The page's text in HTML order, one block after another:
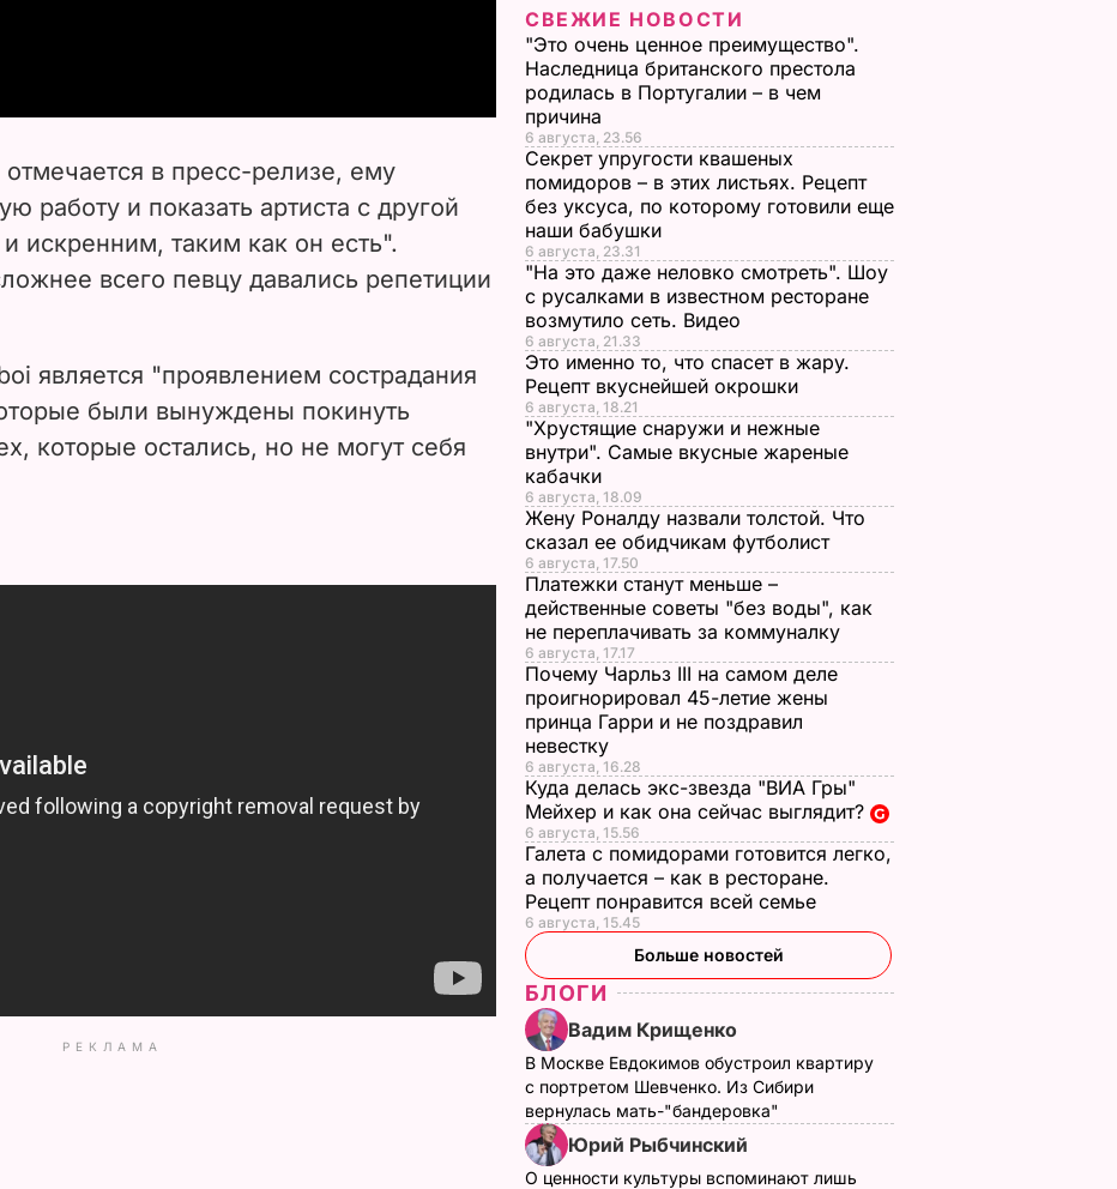
i
d
o
в пресс-релизе, ему
работу и показать артиста с другой
искренним, таким как он есть".
всего певцу давались репетиции
является "проявлением сострадания
были вынуждены покинуть
которые остались, но не могут себя
РЕКЛАМА
СВЕЖИЕ НОВОСТИ
"Это очень ценное преимущество".
Наследница британского престола
родилась в Португалии – в чем
причина
6 августа, 23.56
Секрет упругости квашеных
помидоров – в этих листьях. Рецепт
без уксуса, по которому готовили еще
наши бабушки
6 августа, 23.31
"На это даже неловко смотреть". Шоу
с русалками в известном ресторане
возмутило сеть. Видео
6 августа, 21.33
Это именно то, что спасет в жару.
Рецепт вкуснейшей окрошки
6 августа, 18.21
"Хрустящие снаружи и нежные
внутри". Самые вкусные жареные
кабачки
6 августа, 18.09
Жену Роналду назвали толстой. Что
сказал ее обидчикам футболист
6 августа, 17.50
Платежки станут меньше –
действенные советы "без воды", как
не переплачивать за коммуналку
6 августа, 17.17
Почему Чарльз III на самом деле
проигнорировал 45-летие жены
принца Гарри и не поздравил
невестку
6 августа, 16.28
Куда делась экс-звезда "ВИА Гры"
Мейхер и как она сейчас выглядит?
6 августа, 15.56
Галета с помидорами готовится легко,
а получается – как в ресторане.
Рецепт понравится всей семье
6 августа, 15.45
Больше новостей
БЛОГИ
Вадим Крищенко
В Москве Евдокимов обустроил квартиру
с портретом Шевченко. Из Сибири
вернулась мать-"бандеровка"
Юрий Рыбчинский
О ценности культуры вспоминают лишь